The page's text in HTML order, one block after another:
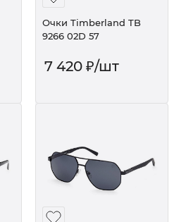
Очки Timberland TB
9266 02D 57
7 420₽/шт